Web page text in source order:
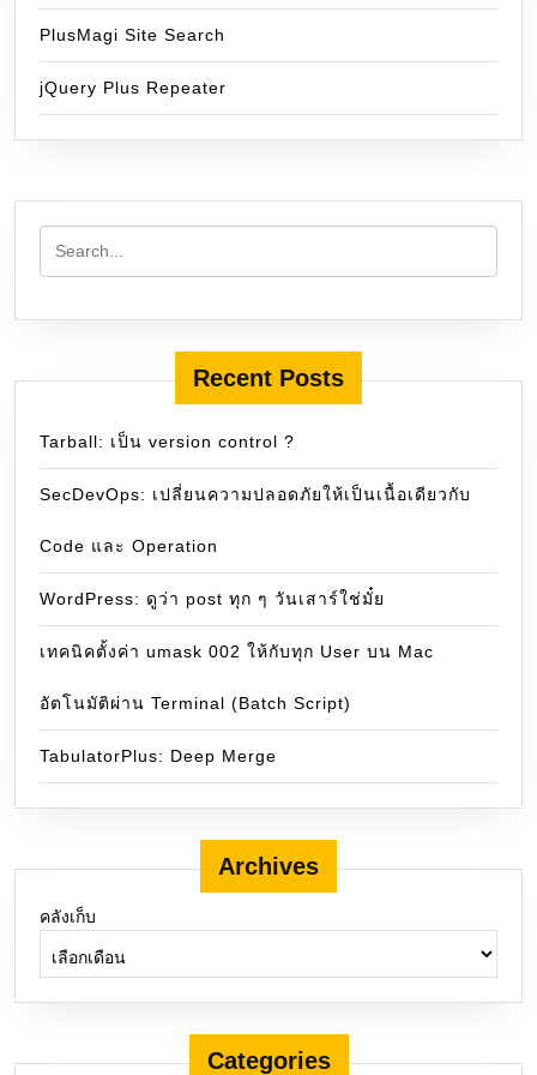
PlusMagi Site Search
jQuery Plus Repeater
Recent Posts
Tarball: เป็น version control ?
SecDevOps: เปลี่ยนความปลอดภัยให้เป็นเนื้อเดียวกับ
Code และ Operation
WordPress: ดูว่า post ทุก ๆ วันเสาร์ใช่มั๋ย
เทคนิคตั้งค่า umask 002 ให้กับทุก User บน Mac
อัตโนมัติผ่าน Terminal (Batch Script)
TabulatorPlus: Deep Merge
Archives
คลังเก็บ
Categories